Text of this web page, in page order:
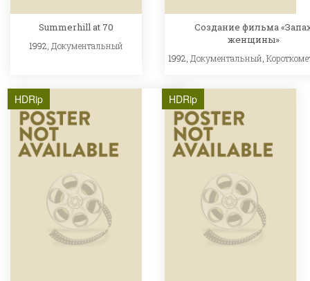
Summerhill at 70
1992, Документальный
Создание фильма
женщины»
1992,Документальный,
HDRip HDRip